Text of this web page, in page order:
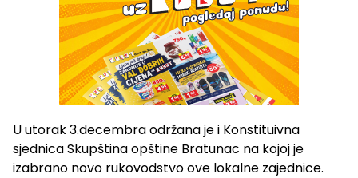
U utorak 3.decembra održana je i Konstituivna
sjednica Skupština opštine Bratunac na kojoj je
izabrano novo rukovodstvo ove lokalne zajednice.